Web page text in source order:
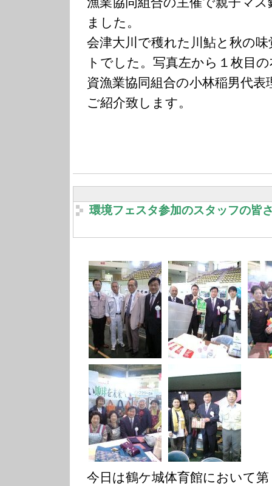
ました。
会津大川で穫れた川鮎と秋の
トでした。写真左から１枚目
資漁業協同組合の小林稲男代
ご紹介致します。
環境フェスタ参加のスタッフの皆
今日は鶴ケ城体育館において